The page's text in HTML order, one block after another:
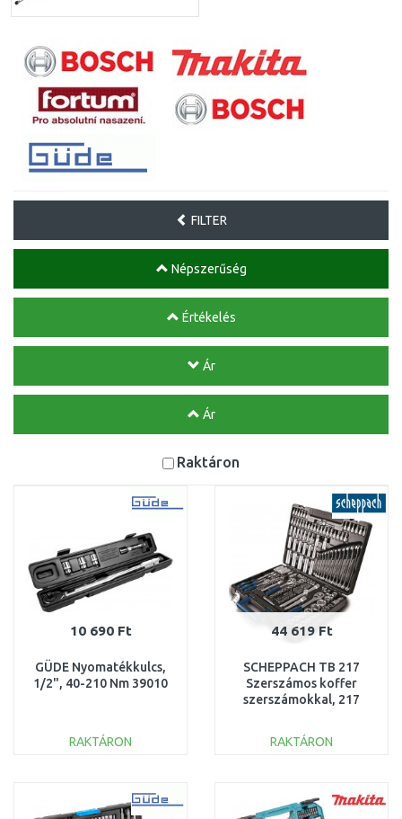
FILTER
Népszerűség
Értékelés
Ár
Ár
Raktáron
10 690 Ft
GÜDE Nyomatékkulcs,
1/2", 40-210 Nm 39010
RAKTÁRON
Összehasonlítás
44 619 Ft
SCHEPPACH TB 217
Szerszámos koffer
szerszámokkal, 217
RAKTÁRON
Összehasonlítás